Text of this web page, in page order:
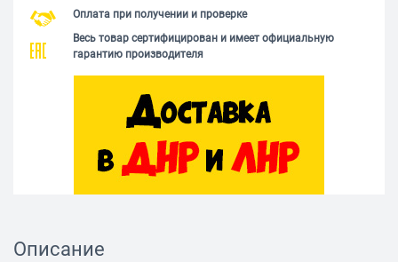
Оплата при получении и проверке
Весь товар сертифицирован и имеет официальную
гарантию производителя
Описание